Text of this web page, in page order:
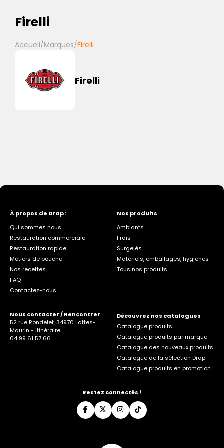
Firelli
Accueil/Marques/Firelli
Firelli
À propos de Drap :
Qui sommes nous
Restauration commerciale
Restauration rapide
Métiers de bouche
Nos recettes
FAQ
Contactez-nous
Nos produits
Ambiants
Frais
Surgelés
Matériels, emballages, hygiènes
Tous nos produits
Nous contacter / Rencontrer
52 rue Rondelet, 34970 Lattes-
Maurin - Itinéraire
04 99 61 57 66
Découvrez nos catalogues
Catalogue produits
Catalogue produits par marque
Catalogue des nouveaux produits
Catalogue de la sélection Drap
Catalogue produits en promotion
Restez connectés !